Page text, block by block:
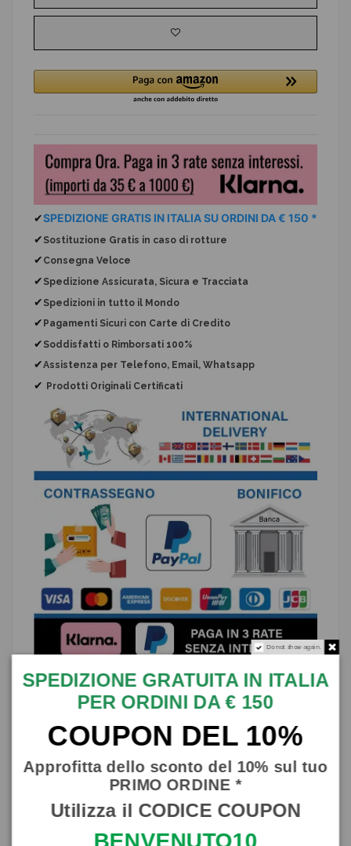
✔SPEDIZIONE GRATIS IN ITALIA SU ORDINI DA € 150 *
✔ Sostituzione Gratis in caso di rotture
✔ Consegna Veloce
✔ Spedizione Assicurata, Sicura e Tracciata
✔ Spedizioni in tutto il Mondo
✔ Pagamenti Sicuri con Carte di Credito
✔ Soddisfatti o Rimborsati 100%
✔Assistenza per Telefono, Email, Whatsapp
✔ Prodotti Originali Certificati
Descrizione
Corallo con composizione Marina in pregiata
ceramica interamente realizzato e decorato
minuziosamente a mano dai nostri maestri
artigiani che ne hanno curato ogni minimo
Misure: Altezza 31 cm, Larghezza 18 cm e
profondità 11 cm (circa).
Un pezzo unico che arrederà con gusto la
Do not show again.
SPEDIZIONE GRATUITA IN ITALIA
PER ORDINI DA € 150
COUPON DEL 10%
Approfitta dello sconto del 10% sul tuo
PRIMO ORDINE *
Utilizza il CODICE COUPON
BENVENUTO10